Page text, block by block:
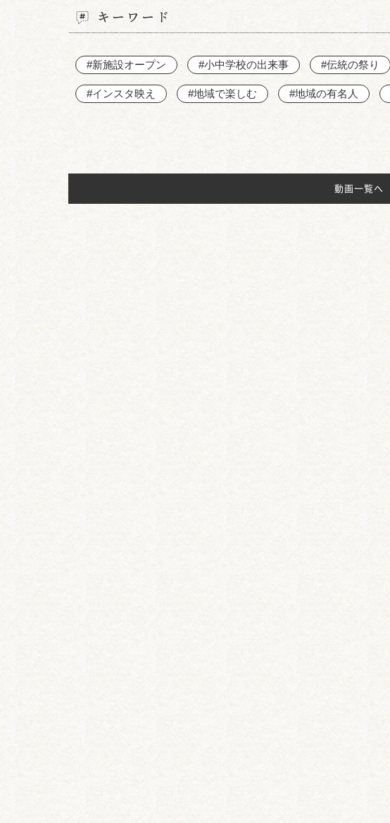
キーワード
#新施設オープン #小中学校の出来事 #伝統の祭り
#インスタ映え #地域で楽しむ #地域の有名人
動画一覧へ